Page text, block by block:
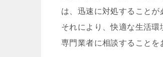
は、迅速に対処することが
それにより、快適な生活
専門業者に相談することを